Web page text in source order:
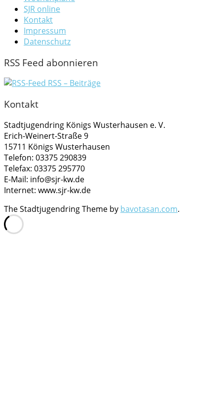
SJR online
Kontakt
Impressum
Datenschutz
RSS Feed abonnieren
RSS – Beiträge
Kontakt
Stadtjugendring Königs Wusterhausen e. V.
Erich-Weinert-Straße 9
15711 Königs Wusterhausen
Telefon: 03375 290839
Telefax: 03375 295770
E-Mail: info@sjr-kw.de
Internet: www.sjr-kw.de
The Stadtjugendring Theme by bavotasan.com.